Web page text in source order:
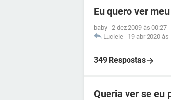
Eu quero ver
baby - 2 dez 2009 às 00:27
Luciele - 19 abr 2020 às
349 Respostas
Queria ver se eu